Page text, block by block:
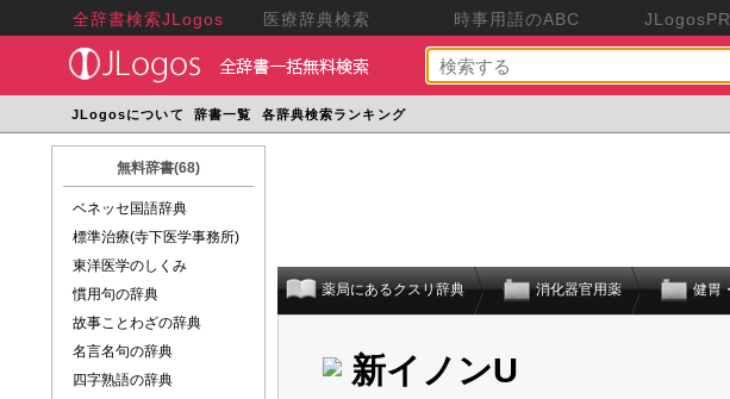
全辞書検索JLogos 医療辞典検索 時事用語のABC
JLogosについて 辞書一覧 各辞典検索ランキング
無料辞書(68)
ベネッセ国語辞典
標準治療(寺下医学事務所)
東洋医学のしくみ
慣用句の辞典
故事ことわざの辞典
名言名句の辞典
四字熟語の辞典
薬局にあるクスリ辞典 消化器官用薬 健胃
新イノンU